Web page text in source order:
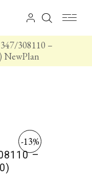
308110 –
NewPlan
-13%
–